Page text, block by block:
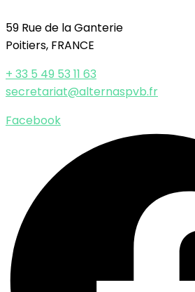
59 Rue de la Ganterie
Poitiers, FRANCE
+ 33 5 49 53 11 63
secretariat@alternaspvb.fr
Facebook